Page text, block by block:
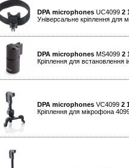
DPA microphones UC4099 2
Універсальне кріплення для
DPA microphones MS4099 2
Кріплення для встановлення
DPA microphones VC4099 2
Кріплення для мікрофона